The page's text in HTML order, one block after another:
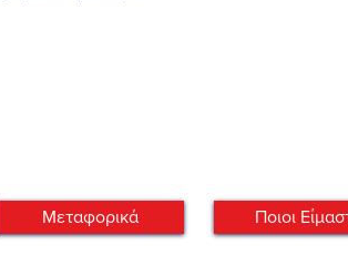
Μεταφορικά Ποιοι